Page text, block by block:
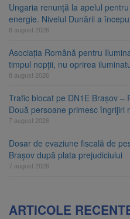
Ungaria renunță la apelul
energie. Nivelul Dunării a
8 august 2026
Asociația Română pentru
timpul nopții, nu oprirea
8 august 2026
Trafic blocat pe DN1E Brașov –
Două persoane primesc îngrijiri
7 august 2026
Dosar de evaziune fiscală de
Brașov după plata prejudiciului
7 august 2026
ARTICOLE